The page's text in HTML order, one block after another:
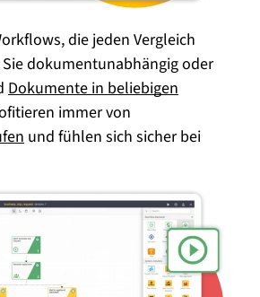
die jeden Vergleich
dokumentunabhängig oder
Dokumente in beliebigen
immer von
und fühlen sich sicher bei